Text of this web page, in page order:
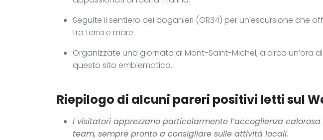
Seguite il sentiero dei doganieri (GR34) per un’escursione che
tra terra e mare.
Organizzate una giornata al Mont-Saint-Michel, a circa un’ora
questo sito emblematico.
Riepilogo di alcuni pareri positivi letti sul
I visitatori apprezzano particolarmente l’accoglienza
team, sempre pronto a consigliare sulle attività locali.